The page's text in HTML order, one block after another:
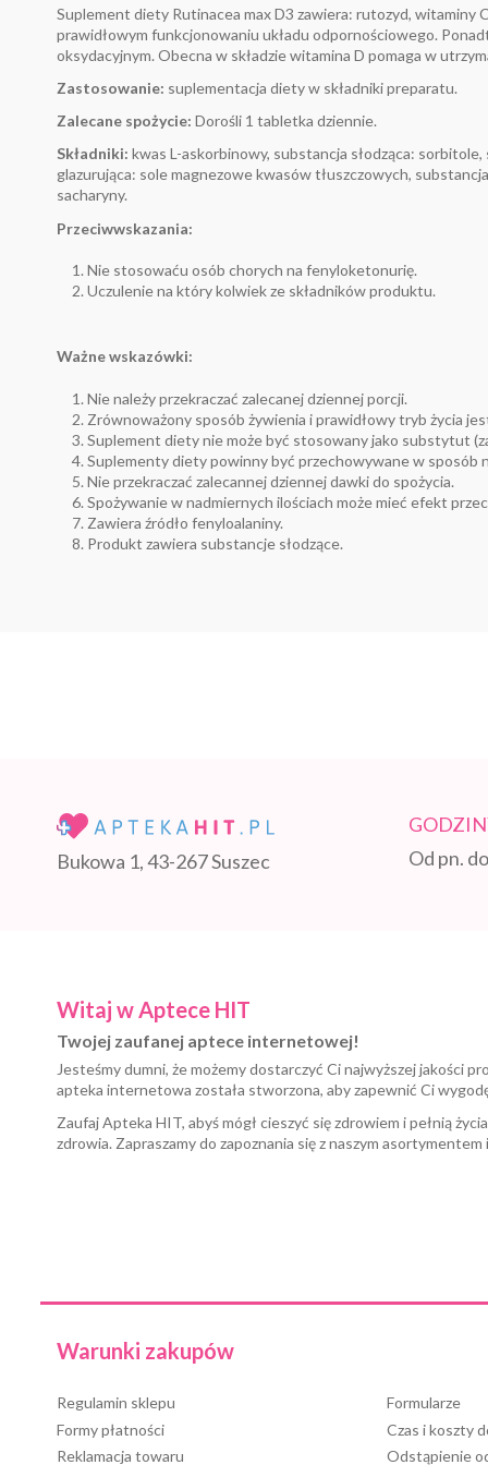
Suplement diety Rutinacea max D3 zawiera: rutozyd, witaminy
prawidłowym funkcjonowaniu układu odpornościowego.
oksydacyjnym. Obecna w składzie witamina D pomaga w
Zastosowanie: suplementacja diety w składniki preparatu.
Zalecane spożycie: Dorośli 1 tabletka dziennie.
Składniki: kwas L-askorbinowy, substancja słodząca:
glazurująca: sole magnezowe kwasów tłuszczowych,
sacharyny.
Przeciwwskazania:
Nie stosowaću osób chorych na fenyloketonurię.
Uczulenie na który kolwiek ze składników produktu.
Ważne wskazówki:
Nie należy przekraczać zalecanej dziennej porcji.
Zrównoważony sposób żywienia i prawidłowy tryb życia
Suplement diety nie może być stosowany jako substytut
Suplementy diety powinny być przechowywane w sposób
Nie przekraczać zalecannej dziennej dawki do spożycia.
Spożywanie w nadmiernych ilościach może mieć efekt
Zawiera źródło fenyloalaniny.
Produkt zawiera substancje słodzące.
Bukowa 1, 43-267 Suszec
Od pn.
Warunki zakupów
Regulamin sklepu
Formularze
Formy płatności
Czas i koszty
Reklamacja towaru
Odstąpienie
Witaj w Aptece HIT
Twojej zaufanej aptece internetowej!
Jesteśmy dumni, że możemy dostarczyć Ci najwyższej jakości
apteka internetowa została stworzona, aby zapewnić Ci
Zaufaj Apteka HIT, abyś mógł cieszyć się zdrowiem i pełnią
zdrowia. Zapraszamy do zapoznania się z naszym